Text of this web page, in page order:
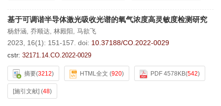
基于可调谐半导体激光吸收光谱的氧气浓度高灵敏度检测研究
杨舒涵, 乔顺达, 林殿阳 , 马欲飞
2023, 16(1): 151-157. doi: 10.37188/CO.2022-0029
cstr: 32171.14.CO.2022-0029
摘要(3212) HTML全文 (920) PDF 4578KB(542)
[施引文献] (48)